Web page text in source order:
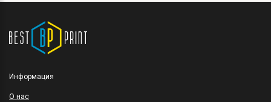
Информация
O нас